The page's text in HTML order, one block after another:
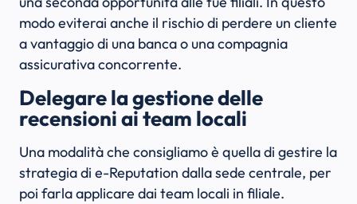
modo eviterai anche il rischio di perdere un cliente
a vantaggio di una banca o una compagnia
assicurativa concorrente.
Delegare la gestione delle
recensioni ai team locali
Una modalità che consigliamo è quella di gestire la
strategia di e-Reputation dalla sede centrale, per
poi farla applicare dai team locali in filiale.